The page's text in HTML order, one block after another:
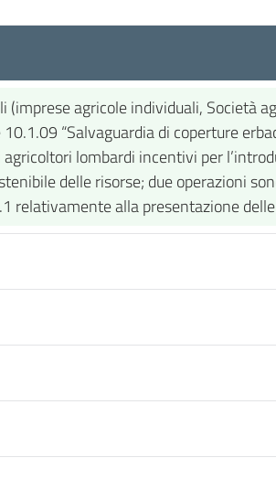
agricole individuali, Società
“Salvaguardia di coperture
lombardi incentivi per
delle risorse; due operazioni
relativamente alla presentazione